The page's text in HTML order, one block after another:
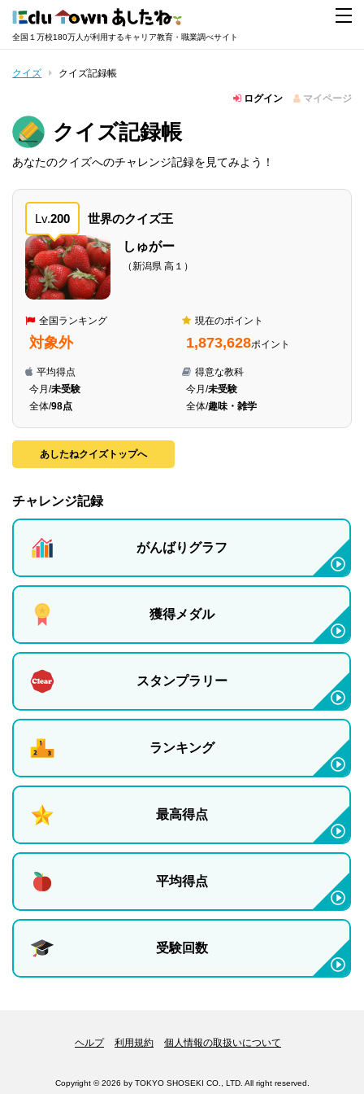
全国１万校180万人が利用するキャリア教育・職業調べサイト
クイズ クイズ記録帳
ログイン マイページ
クイズ記録帳
あなたのクイズへのチャレンジ記録を見てみよう！
Lv.200
世界のクイズ王
しゅがー
（新潟県 高１）
全国ランキング
対象外
現在のポイント
1,873,628ポイント
平均得点
今月/未受験
全体/98点
得意な教科
今月/未受験
全体/趣味・雑学
あしたねクイズトップへ
チャレンジ記録
がんばりグラフ
獲得メダル
スタンプラリー
ランキング
最高得点
平均得点
受験回数
ヘルプ 利用規約 個人情報の取扱いについて
Copyright © 2026 by TOKYO SHOSEKI CO., LTD. All right reserved.